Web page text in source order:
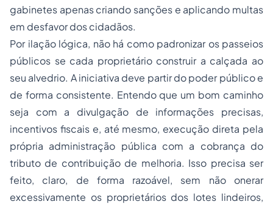
gabinetes apenas criando sanções e aplicando multas
em desfavor dos cidadãos.
Por ilação lógica, não há como padronizar os passeios
públicos se cada proprietário construir a calçada ao
seu alvedrio. A iniciativa deve partir do poder público e
de forma consistente. Entendo que um bom caminho
seja com a divulgação de informações precisas,
incentivos fiscais e, até mesmo, execução direta pela
própria administração pública com a cobrança do
tributo de contribuição de melhoria. Isso precisa ser
feito, claro, de forma razoável, sem não onerar
excessivamente os proprietários dos lotes lindeiros,